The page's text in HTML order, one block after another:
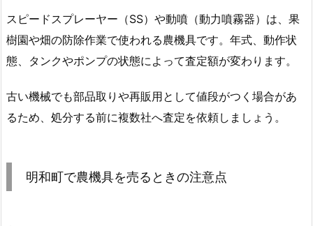
スピードスプレーヤー（SS）や動噴（動力噴霧器）は、果
樹園や畑の防除作業で使われる農機具です。年式、動作状
態、タンクやポンプの状態によって査定額が変わります。
古い機械でも部品取りや再販用として値段がつく場合があ
るため、処分する前に複数社へ査定を依頼しましょう。
明和町で農機具を売るときの注意点